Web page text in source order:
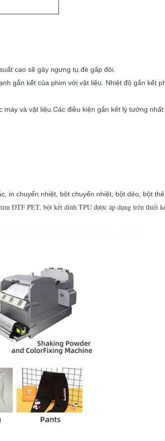
cao sẽ gây ngưng tụ. đè gấp đôi.
gắn kết của phim với vật liệu. Nhiệt độ gắn kết
và vật liệu.Các điều kiện gắn kết lý tưởng
in chuyển nhiệt, bột chuyển nhiệt, bột dẻo, bột
DTF PET, bột kết dính TPU được áp dụng trên thiết